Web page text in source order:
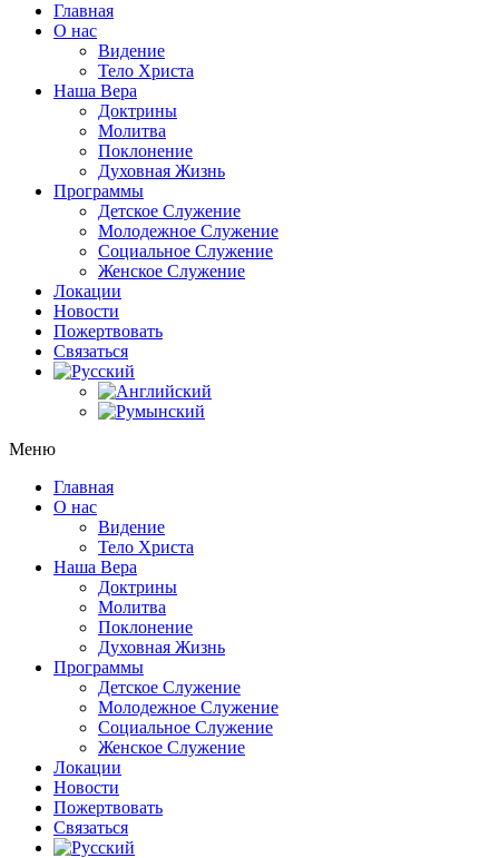
Главная
О нас
Видение
Тело Христа
Наша Вера
Доктрины
Молитва
Поклонение
Духовная Жизнь
Программы
Детское Служение
Молодежное Служение
Социальное Служение
Женское Служение
Локации
Новости
Пожертвовать
Связаться
Меню
Главная
О нас
Видение
Тело Христа
Наша Вера
Доктрины
Молитва
Поклонение
Духовная Жизнь
Программы
Детское Служение
Молодежное Служение
Социальное Служение
Женское Служение
Локации
Новости
Пожертвовать
Связаться